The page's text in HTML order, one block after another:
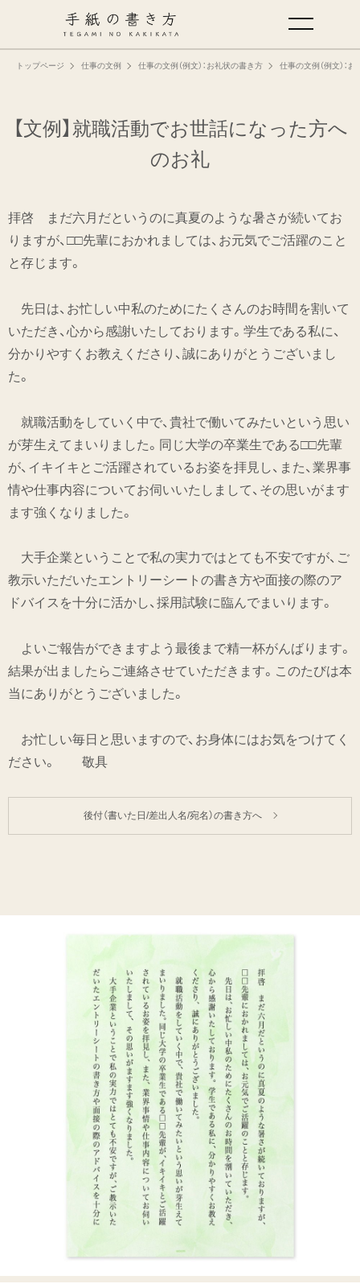
トップページ 仕事の文例 仕事の文例（例文）：お礼状の書き方 仕事の文例（例文）：お
【文例】就職活動でお世話になった方へ
のお礼
拝啓 まだ六月だというのに真夏のような暑さが続いてお
りますが、□□先輩におかれましては、お元気でご活躍のこと
と存じます。
先日は、お忙しい中私のためにたくさんのお時間を割いて
いただき、心から感謝いたしております。学生である私に、
分かりやすくお教えくださり、誠にありがとうございまし
た。
就職活動をしていく中で、貴社で働いてみたいという思い
が芽生えてまいりました。同じ大学の卒業生である□□先輩
が、イキイキとご活躍されているお姿を拝見し、また、業界事
情や仕事内容についてお伺いいたしまして、その思いがます
ます強くなりました。
大手企業ということで私の実力ではとても不安ですが、ご
教示いただいたエントリーシートの書き方や面接の際のア
ドバイスを十分に活かし、採用試験に臨んでまいります。
よいご報告ができますよう最後まで精一杯がんばります。
結果が出ましたらご連絡させていただきます。このたびは本
当にありがとうございました。
お忙しい毎日と思いますので、お身体にはお気をつけてく
ださい。 敬具
後付（書いた日/差出人名/宛名）の書き方へ
手紙の基本
仕事の手紙の書き方
仕事の文例
特集
ミドリオフィシャルサイト